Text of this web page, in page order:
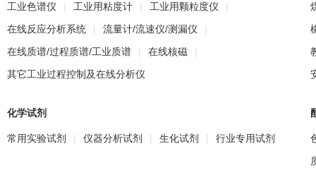
工业色谱仪
| 工业用粘度计 | 工业用颗粒度仪
|
在线反应分析系统
| 流量计/流速仪/测漏仪
|
在线质谱/过程质谱/工业质谱
| 在线核磁
|
其它工业过程控制及在线分析仪
化学试剂
常用实验试剂 | 仪器分析试剂 | 生化试剂 | 行业专用试剂